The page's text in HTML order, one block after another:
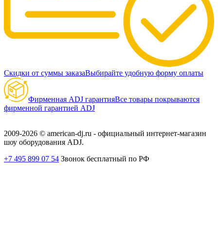
Скидки от суммы заказаВыбирайте удобную форму оплаты
Фирменная ADJ гарантияВсе товары покрываются
фирменной гарантией ADJ
2009-2026 © american-dj.ru - официальный интернет-магазин
шоу оборудования ADJ.
+7 495 899 07 54 Звонок бесплатный по РФ